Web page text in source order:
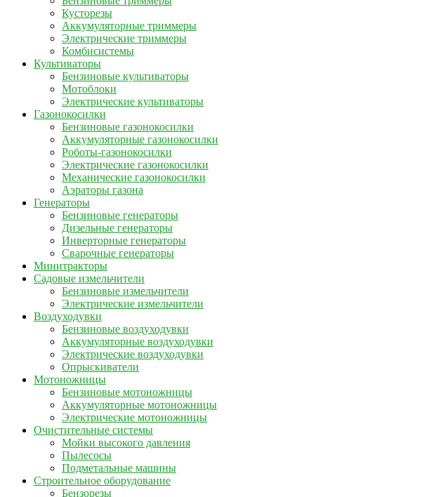
Кусторезы
Аккумуляторные триммеры
Электрические триммеры
Комбисистемы
Культиваторы
Бензиновые культиваторы
Мотоблоки
Электрические культиваторы
Газонокосилки
Бензиновые газонокосилки
Аккумуляторные газонокосилки
Роботы-газонокосилки
Электрические газонокосилки
Механические газонокосилки
Аэраторы газона
Генераторы
Бензиновые генераторы
Дизельные генераторы
Инверторные генераторы
Сварочные генераторы
Минитракторы
Садовые измельчители
Бензиновые измельчители
Электрические измельчители
Воздуходувки
Бензиновые воздуходувки
Аккумуляторные воздуходувки
Электрические воздуходувки
Опрыскиватели
Мотоножницы
Бензиновые мотоножницы
Аккумуляторные мотоножницы
Электрические мотоножницы
Очистительные системы
Мойки высокого давления
Пылесосы
Подметальные машины
Строительное оборудование
Бензорезы